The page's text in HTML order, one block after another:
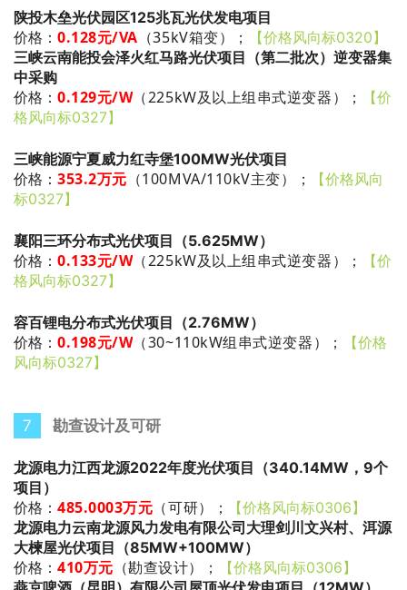
陕投木垒光伏园区125兆瓦光伏发电项目
价格： 0.128元/VA （35kV箱变） ；
【价格风向标0320】
三峡云南能投会泽火红马路光伏项目（第二批次）逆变器集
中采购
价格： 0.129元/W （225kW及以上组串式逆变器） ；
【价
格风向标0327】
三峡能源宁夏威力红寺堡100MW光伏项目
价格： 353.2万元 （100MVA/110kV主变） ；
【价格风向
标0327】
襄阳三环分布式光伏项目（5.625MW）
价格： 0.133元/W （225kW及以上组串式逆变器） ；
【价
格风向标0327】
容百锂电分布式光伏项目（2.76MW）
价格： 0.198元/W （30~110kW组串式逆变器） ；
【价格
风向标0327】
7 勘查设计及可研
龙源电力江西龙源2022年度光伏项目（340.14MW，9个
项目）
价格： 485.0003万元 （可研） ；
【价格风向标0306】
龙源电力云南龙源风力发电有限公司大理剑川文兴村、洱源
大楝屋光伏项目（85MW+100MW）
价格： 410万元 （勘查设计） ；
【价格风向标0306】